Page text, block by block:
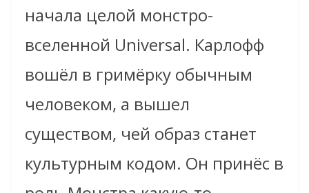
начала целой монстро-
вселенной Universal. Карлофф
вошёл в гримёрку обычным
человеком, а вышел
существом, чей образ станет
культурным кодом. Он принёс в